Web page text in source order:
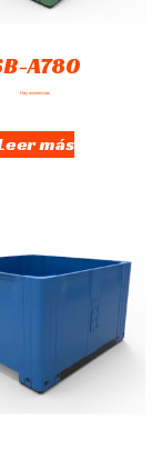
A780
Hay existencias
más